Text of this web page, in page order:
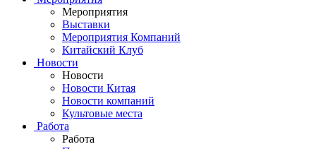
Мероприятия
Выставки
Мероприятия Компаний
Китайский Клуб
Новости
Новости
Новости Китая
Новости компаний
Культовые места
Работа
Работа